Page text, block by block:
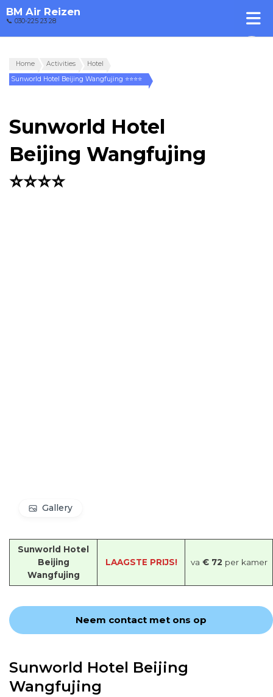
BM Air Reizen
📞 030-225 23 28
Home Activities
Hotel
Sunworld Hotel Beijing Wangfujing ⭐⭐⭐⭐
Sunworld Hotel
Beijing Wangfujing
⭐⭐⭐⭐
Gallery
Sunworld Hotel
Beijing
Wangfujing
LAAGSTE PRIJS! va € 72 per kamer
Neem contact met ons op
Sunworld Hotel Beijing
Wangfujing